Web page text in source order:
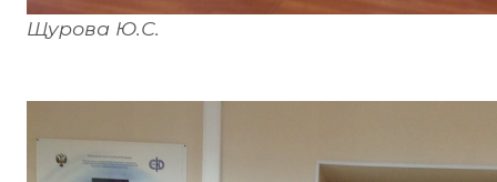
Щурова Ю.С.